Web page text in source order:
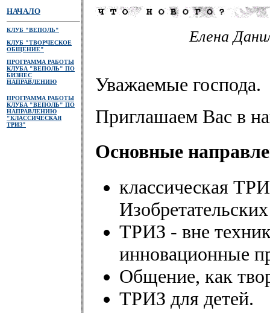
НАЧАЛО
КЛУБ "ВЕПОЛЬ"
КЛУБ "ТВОРЧЕСКОЕ
ОБЩЕНИЕ"
ПРОГРАММА РАБОТЫ
КЛУБА "ВЕПОЛЬ" ПО
БИЗНЕС
НАПРАВЛЕНИЮ
ПРОГРАММА РАБОТЫ
КЛУБА "ВЕПОЛЬ" ПО
НАПРАВЛЕНИЮ
"КЛАССИЧЕСКАЯ
ТРИЗ"
Елена
Уважаемые господа.
Приглашаем Вас в
Основные
классическая
ТРИЗ - вне
инновационные
Общение, как
ТРИЗ для детей.